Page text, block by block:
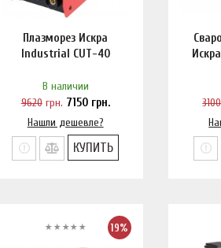
Плазморез Искра
Industrial CUT-40
В наличии
9620грн. 7150грн.
Нашли дешевле?
КУПИТЬ
3100
19%